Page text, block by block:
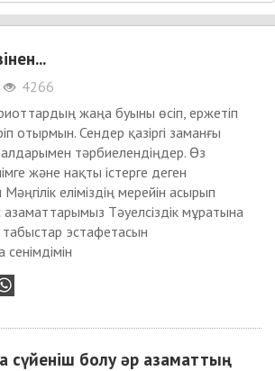
4266
жаңа буыны өсіп, ержетіп
отырмын. Сендер қазіргі заманғы
тәрбиелендіңдер. Өз
және нақты істерге деген
еліміздің мерейін асырып
азаматтарымыз Тәуелсіздік мұратына
эстафетасын
сүйеніш болу әр азаматтың